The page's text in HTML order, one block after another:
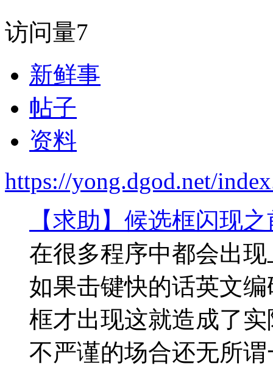
访问量7
新鲜事
帖子
资料
https://yong.dgod.net/
【求助】候选框闪现
在很多程序中都会出
如果击键快的话英文
框才出现这就造成了
不严谨的场合还无所